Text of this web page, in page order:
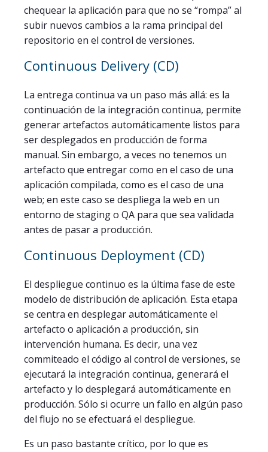
chequear la aplicación para que no se “rompa” al
subir nuevos cambios a la rama principal del
repositorio en el control de versiones.
Continuous Delivery (CD)
La entrega continua va un paso más allá: es la
continuación de la integración continua, permite
generar artefactos automáticamente listos para
ser desplegados en producción de forma
manual. Sin embargo, a veces no tenemos un
artefacto que entregar como en el caso de una
aplicación compilada, como es el caso de una
web; en este caso se despliega la web en un
entorno de staging o QA para que sea validada
antes de pasar a producción.
Continuous Deployment (CD)
El despliegue continuo es la última fase de este
modelo de distribución de aplicación. Esta etapa
se centra en desplegar automáticamente el
artefacto o aplicación a producción, sin
intervención humana. Es decir, una vez
commiteado el código al control de versiones, se
ejecutará la integración continua, generará el
artefacto y lo desplegará automáticamente en
producción. Sólo si ocurre un fallo en algún paso
del flujo no se efectuará el despliegue.
Es un paso bastante crítico, por lo que es